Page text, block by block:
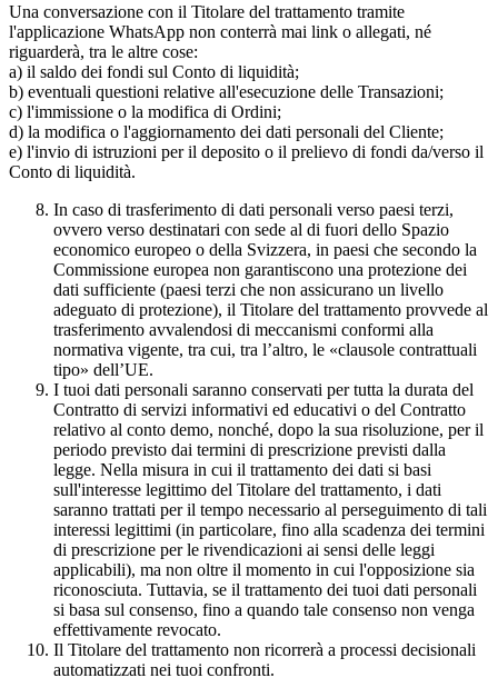
Una conversazione con il Titolare del trattamento tramite
l'applicazione WhatsApp non conterrà mai link o allegati, né
riguarderà, tra le altre cose:
a) il saldo dei fondi sul Conto di liquidità;
b) eventuali questioni relative all'esecuzione delle Transazioni;
c) l'immissione o la modifica di Ordini;
d) la modifica o l'aggiornamento dei dati personali del Cliente;
e) l'invio di istruzioni per il deposito o il prelievo di fondi da/verso il
Conto di liquidità.
In caso di trasferimento di dati personali verso paesi terzi,
ovvero verso destinatari con sede al di fuori dello Spazio
economico europeo o della Svizzera, in paesi che secondo la
Commissione europea non garantiscono una protezione dei
dati sufficiente (paesi terzi che non assicurano un livello
adeguato di protezione), il Titolare del trattamento provvede al
trasferimento avvalendosi di meccanismi conformi alla
normativa vigente, tra cui, tra l’altro, le «clausole contrattuali
tipo» dell’UE.
I tuoi dati personali saranno conservati per tutta la durata del
Contratto di servizi informativi ed educativi o del Contratto
relativo al conto demo, nonché, dopo la sua risoluzione, per il
periodo previsto dai termini di prescrizione previsti dalla
legge. Nella misura in cui il trattamento dei dati si basi
sull'interesse legittimo del Titolare del trattamento, i dati
saranno trattati per il tempo necessario al perseguimento di tali
interessi legittimi (in particolare, fino alla scadenza dei termini
di prescrizione per le rivendicazioni ai sensi delle leggi
applicabili), ma non oltre il momento in cui l'opposizione sia
riconosciuta. Tuttavia, se il trattamento dei tuoi dati personali
si basa sul consenso, fino a quando tale consenso non venga
effettivamente revocato.
Il Titolare del trattamento non ricorrerà a processi decisionali
automatizzati nei tuoi confronti.